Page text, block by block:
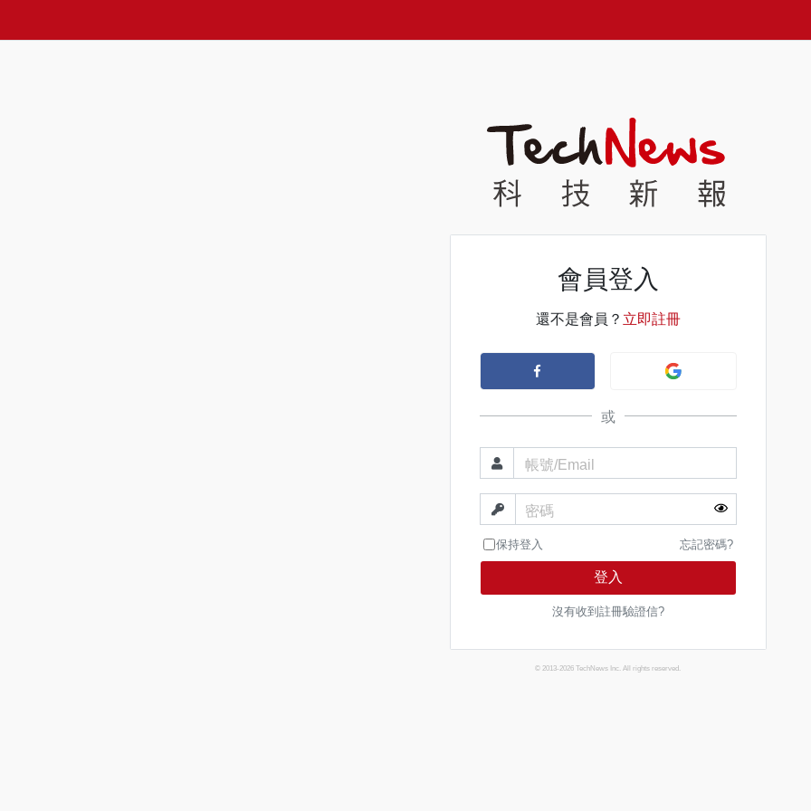
會員登入
還不是會員？ 立即註冊
或
帳號/Email
密碼
保持登入 忘記密碼?
登入
沒有收到註冊驗證信?
© 2013-2026 TechNews Inc. All rights reserved.